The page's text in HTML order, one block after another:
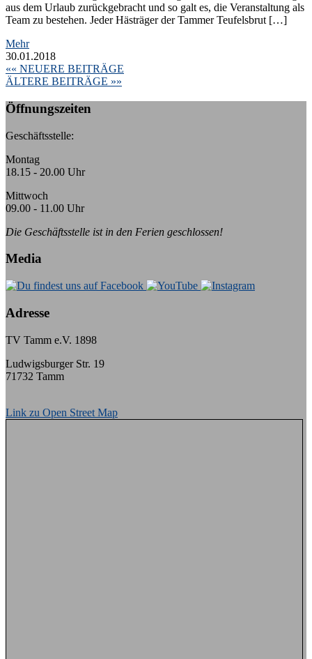
aus dem Urlaub zurückgebracht und so galt es, die Veranstaltung als
Team zu bestehen. Jeder Hästräger der Tammer Teufelsbrut […]
Mehr
30.01.2018
«« NEUERE BEITRÄGE
ÄLTERE BEITRÄGE »»
Öffnungszeiten
Geschäftsstelle:
Montag
18.15 - 20.00 Uhr
Mittwoch
09.00 - 11.00 Uhr
Die Geschäftsstelle ist in den Ferien geschlossen!
Media
Adresse
TV Tamm e.V. 1898
Ludwigsburger Str. 19
71732 Tamm
Link zu Open Street Map